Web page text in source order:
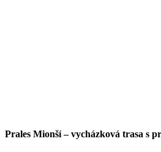
Prales Mionší – vycházková trasa s